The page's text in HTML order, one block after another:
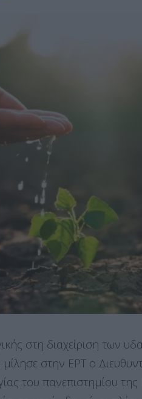
στη διαχείριση των
στην ΕΡΤ ο
του πανεπιστημίου